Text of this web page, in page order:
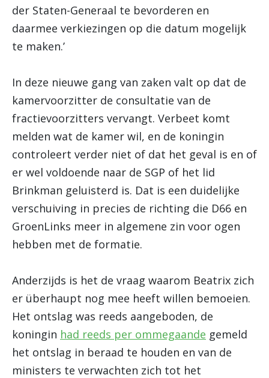
der Staten-Generaal te bevorderen en
daarmee verkiezingen op die datum mogelijk
te maken.’
In deze nieuwe gang van zaken valt op dat de
kamervoorzitter de consultatie van de
fractievoorzitters vervangt. Verbeet komt
melden wat de kamer wil, en de koningin
controleert verder niet of dat het geval is en of
er wel voldoende naar de SGP of het lid
Brinkman geluisterd is. Dat is een duidelijke
verschuiving in precies de richting die D66 en
GroenLinks meer in algemene zin voor ogen
hebben met de formatie.
Anderzijds is het de vraag waarom Beatrix zich
er überhaupt nog mee heeft willen bemoeien.
Het ontslag was reeds aangeboden, de
koningin had reeds per ommegaande gemeld
het ontslag in beraad te houden en van de
ministers te verwachten zich tot het